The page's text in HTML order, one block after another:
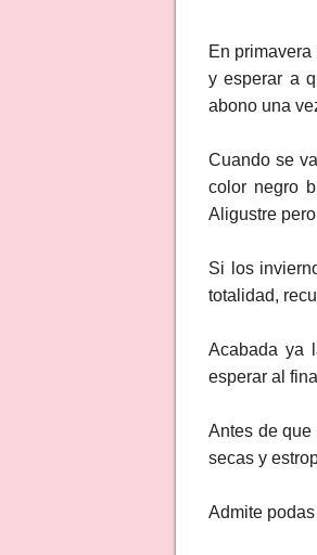
En
y esperar a
abono una
Cuando se
color negro
Aligustre
Si los
totalidad,
Acabada ya
esperar al
Antes de
secas y
Admite